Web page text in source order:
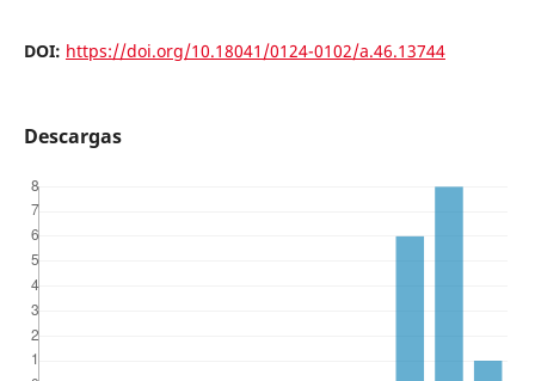
DOI: https://doi.org/10.18041/0124-0102/a.46.13744
Descargas